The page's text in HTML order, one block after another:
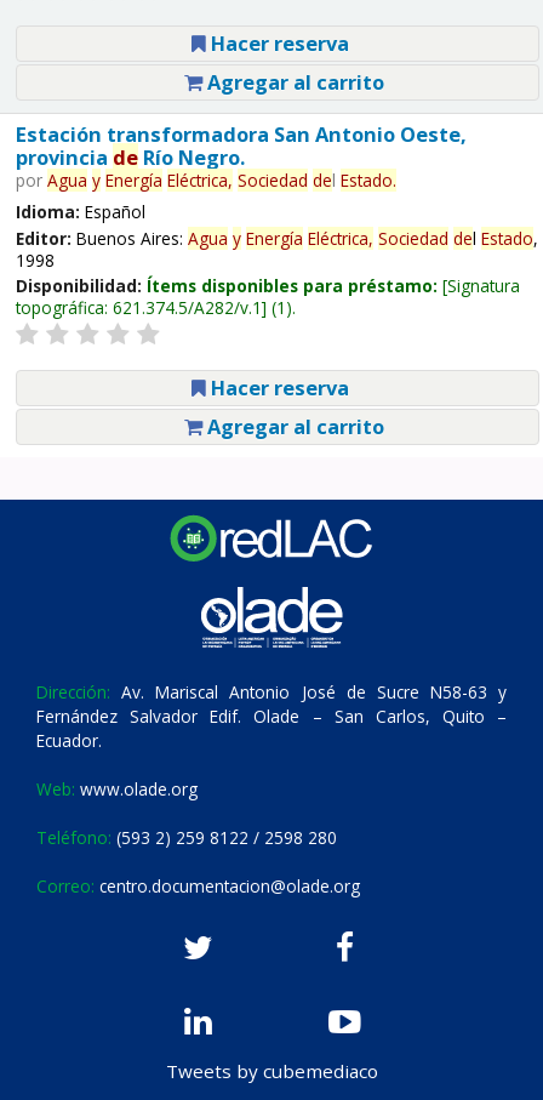
Hacer reserva
Agregar al carrito
Estación transformadora San Antonio Oeste,
provincia deRío Negro.
por Agua y Energía Eléctrica, Sociedad del Estado.
Idioma: Español
Editor: Buenos Aires: Agua y Energía Eléctrica, Sociedad del Estado,
1998
Disponibilidad: Ítems disponibles para préstamo: Signatura
topográfica: 621.374.5/A282/v.1 (1).
Hacer reserva
Agregar al carrito
Dirección: Av. Mariscal Antonio José de Sucre N58-63 y
Fernández Salvador Edif. Olade – San Carlos, Quito –
Ecuador.
Web: www.olade.org
Teléfono: (593 2) 259 8122 / 2598 280
Correo: centro.documentacion@olade.org
Tweets by cubemediaco